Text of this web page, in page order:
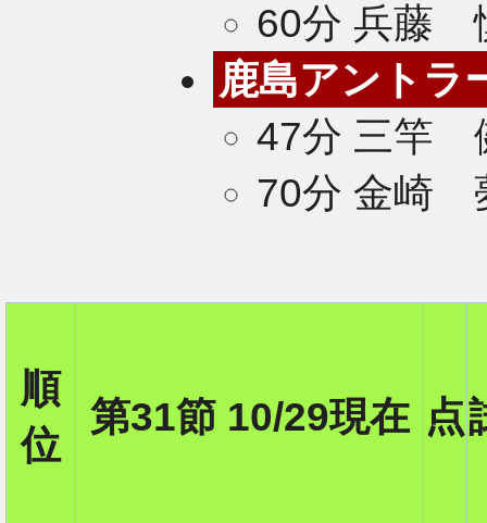
60分 兵藤
鹿島アントラ
47分 三竿
70分 金崎
順
位
第31節 10/29現在 点